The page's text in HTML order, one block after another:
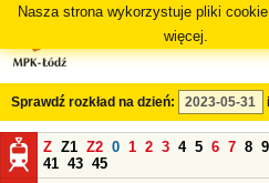
Nasza strona wykorzystuje pliki
więcej.
Sprawdź rozkład na dzień:
Z Z1 Z2 0 1 2 3 4 5 6 7 8 9
41 43 45